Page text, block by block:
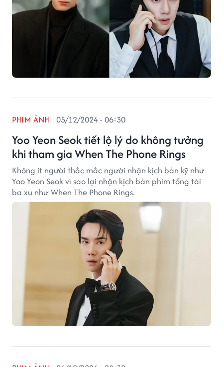
Yoo Yeon Seok tiết lộ lý do không tưởng
khi tham gia When The Phone Rings
PHIM ẢNH 05/12/2024 - 06:30
Không ít người thắc mắc người nhận kịch bản kỹ như
Yoo Yeon Seok vì sao lại nhận kịch bản phim tổng tài
ba xu như When The Phone Rings.